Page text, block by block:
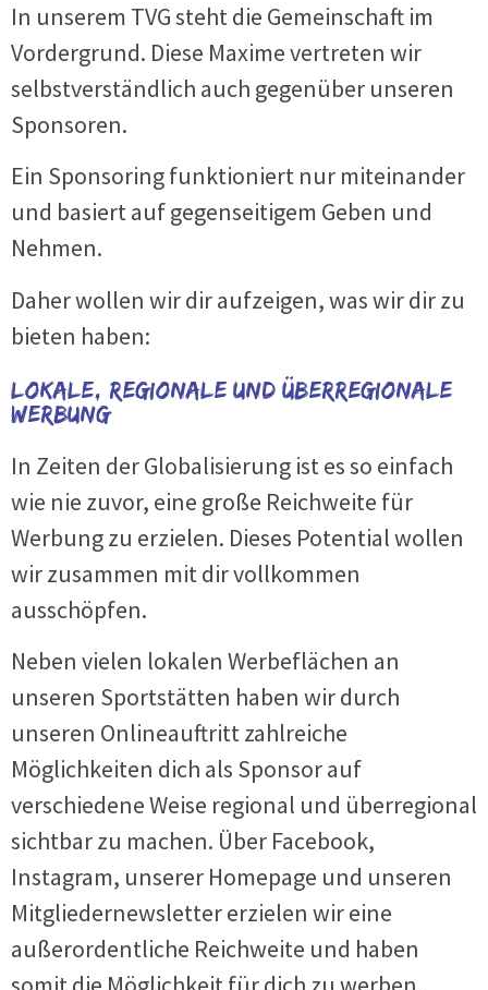
In unserem TVG steht die Gemeinschaft im
Vordergrund. Diese Maxime vertreten wir
selbstverständlich auch gegenüber unseren
Sponsoren.
Ein Sponsoring funktioniert nur miteinander
und basiert auf gegenseitigem Geben und
Nehmen.
Daher wollen wir dir aufzeigen, was wir dir zu
bieten haben:
Lokale, regionale und überregionale
Werbung
In Zeiten der Globalisierung ist es so einfach
wie nie zuvor, eine große Reichweite für
Werbung zu erzielen. Dieses Potential wollen
wir zusammen mit dir vollkommen
ausschöpfen.
Neben vielen lokalen Werbeflächen an
unseren Sportstätten haben wir durch
unseren Onlineauftritt zahlreiche
Möglichkeiten dich als Sponsor auf
verschiedene Weise regional und überregional
sichtbar zu machen. Über Facebook,
Instagram, unserer Homepage und unseren
Mitgliedernewsletter erzielen wir eine
außerordentliche Reichweite und haben